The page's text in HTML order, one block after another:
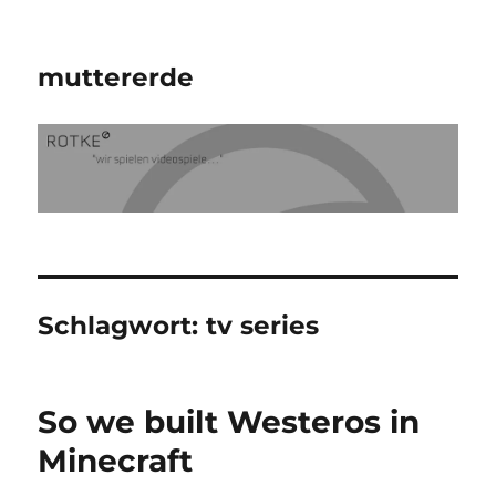
muttererde
Schlagwort:tv series
So we built Westeros in
Minecraft